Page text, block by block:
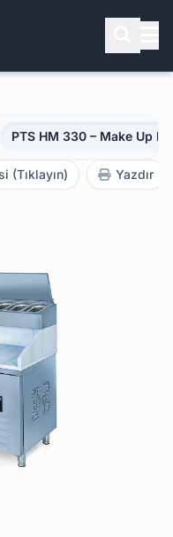
PTS HM 330 – Make Up
(Tıklayın) Yazdır